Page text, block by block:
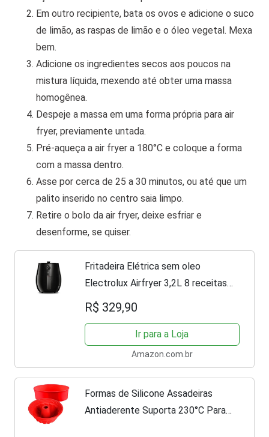
Em outro recipiente, bata os ovos e adicione o suco
de limão, as raspas de limão e o óleo vegetal. Mexa
bem.
Adicione os ingredientes secos aos poucos na
mistura líquida, mexendo até obter uma massa
homogênea.
Despeje a massa em uma forma própria para air
fryer, previamente untada.
Pré-aqueça a air fryer a 180°C e coloque a forma
com a massa dentro.
Asse por cerca de 25 a 30 minutos, ou até que um
palito inserido no centro saia limpo.
Retire o bolo da air fryer, deixe esfriar e
desenforme, se quiser.
Fritadeira Elétrica sem oleo
Electrolux Airfryer 3,2L 8 receitas
pré-sugeridas desligamento
automático time sonoro 1400W
EAF10 preta 127v por Rita Lobo
R$ 329,90
Ir para a Loja
Amazon.com.br
Formas de Silicone Assadeiras
Antiaderente Suporta 230°C Para